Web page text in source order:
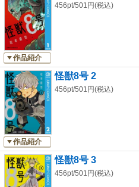
作品紹介
456pt/501円(税込)
作品紹介
怪獣8号 2
456pt/501円(税込)
怪獣8号 3
456pt/501円(税込)